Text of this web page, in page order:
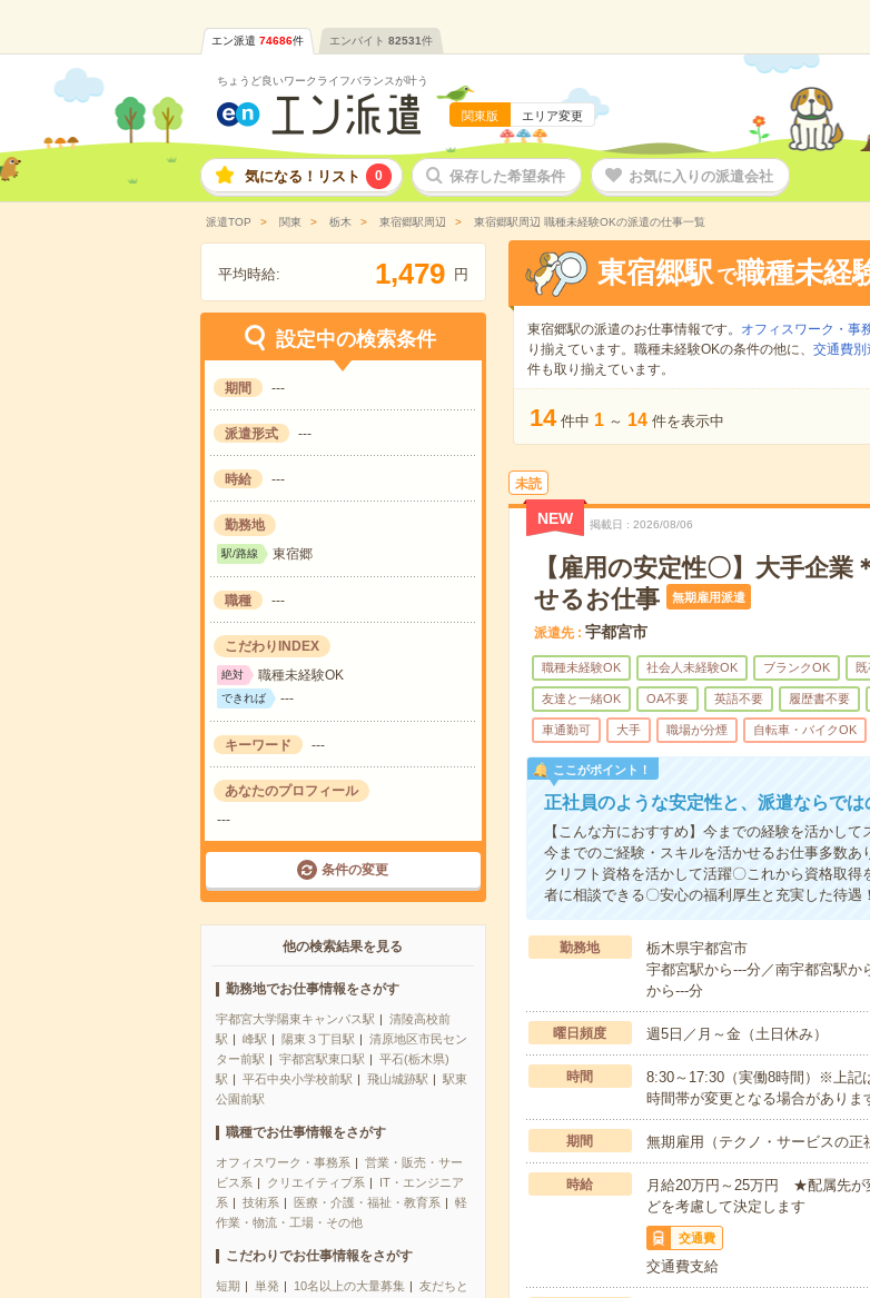
エン派遣 74686件 エンバイト 82531件
ちょうど良いワークライフバランスが叶う
関東版 エリア変更
気になる！リスト 0 保存した希望条件 お気に入りの派遣会社
派遣TOP 関東 栃木 東宿郷駅周辺 東宿郷駅周辺 職種未経験OKの派遣の仕事一覧
平均時給: 1,479 円
設定中の検索条件
期間 ---
派遣形式 ---
時給 ---
勤務地
駅/路線 東宿郷
職種 ---
こだわりINDEX
絶対 職種未経験OK
できれば ---
キーワード ---
あなたのプロフィール
---
条件の変更
他の検索結果を見る
勤務地でお仕事情報をさがす
宇都宮大学陽東キャンパス駅
清陵高校前
駅
峰駅 陽東３丁目駅
清原地区市民セン
ター前駅
宇都宮駅東口駅
平石(栃木県)
駅
平石中央小学校前駅 飛山城跡駅
駅東
公園前駅
職種でお仕事情報をさがす
オフィスワーク・事務系
営業・販売・サー
ビス系
クリエイティブ系
IT・エンジニア
系
技術系 医療・介護・福祉・教育系
軽
作業・物流・工場・その他
こだわりでお仕事情報をさがす
短期 単発 10名以上の大量募集
友だちと
東宿郷駅 で職種未経
東宿郷駅の派遣のお仕事情報です。 オフィスワーク・事
り揃えています。職種未経験OKの条件の他に、 交通費別
件も取り揃えています。
14 件中 1 ～ 14 件を表示中
未読
NEW 掲載日 2026/08/06
【雇用の安定性〇】大手企
せるお仕事
無期雇用派遣
派遣先 宇都宮市
職種未経験OK 社会人未経験OK ブランクOK
友達と一緒OK OA不要 英語不要 履歴書不要
車通勤可 大手 職場が分煙 自転車・バイクOK
ここがポイント！
正社員のような安定性と、派遣ならで
【こんな方におすすめ】今までの経験を活かし
今までのご経験・スキルを活かせるお仕事多数
クリフト資格を活かして活躍〇これから資格取
者に相談できる〇安心の福利厚生と充実した待遇！
勤務地
栃木県宇都宮市
宇都宮駅から---分／南宇都宮駅か
から---分
曜日頻度 週5日／月～金（土日休み）
時間
8:30～17:30（実働8時間）※上記
時間帯が変更となる場合がありま
期間 無期雇用（テクノ・サービスの正
時給
月給20万円～25万円 ★配属先が
どを考慮して決定します
交通費
交通費支給